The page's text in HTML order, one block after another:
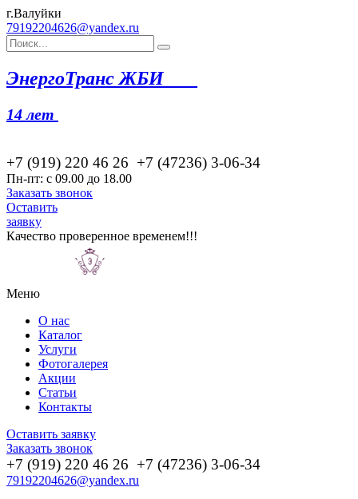
г.Валуйки
79192204626@yandex.ru
ЭнергоТранс ЖБИ
14 лет
+7 (919) 220 46 26 +7 (47236) 3-06-34
Пн-пт: с 09.00 до 18.00
Заказать звонок
Оставить
заявку
Качество проверенное временем!!!
Меню
О нас
Каталог
Услуги
Фотогалерея
Акции
Статьи
Контакты
Оставить заявку
Заказать звонок
+7 (919) 220 46 26 +7 (47236) 3-06-34
79192204626@yandex.ru